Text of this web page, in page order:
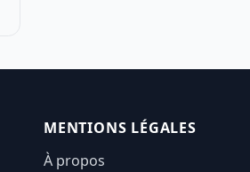
MENTIONS LÉGALES
À propos